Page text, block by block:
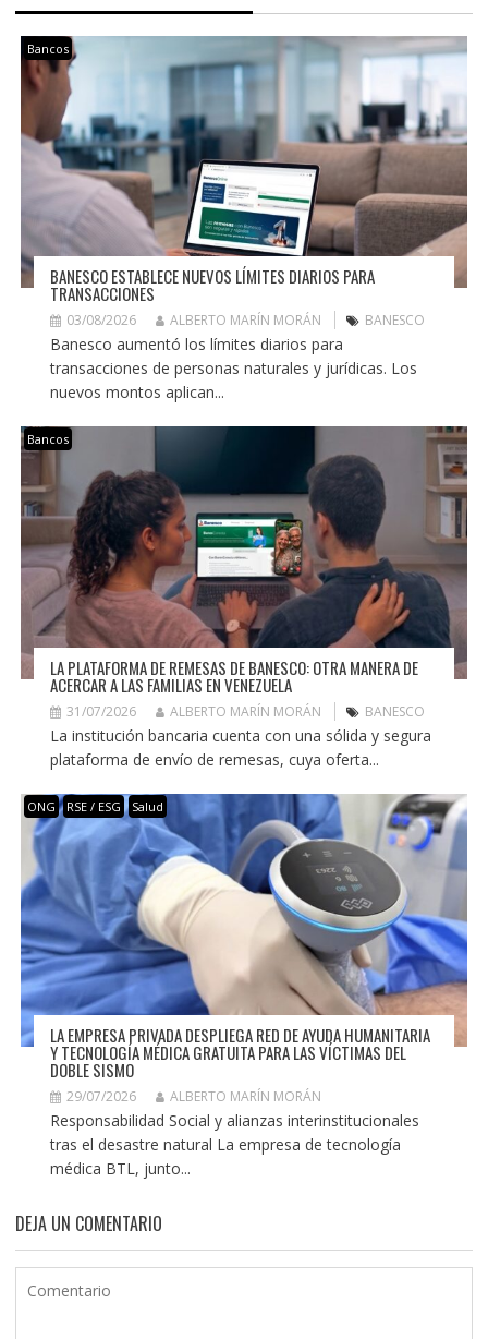
Bancos
BANESCO ESTABLECE NUEVOS LÍMITES DIARIOS PARA
TRANSACCIONES
03/08/2026 ALBERTO MARÍN MORÁN BANESCO
Banesco aumentó los límites diarios para
transacciones de personas naturales y jurídicas. Los
nuevos montos aplican...
Bancos
LA PLATAFORMA DE REMESAS DE BANESCO: OTRA MANERA DE
ACERCAR A LAS FAMILIAS EN VENEZUELA
31/07/2026 ALBERTO MARÍN MORÁN BANESCO
La institución bancaria cuenta con una sólida y segura
plataforma de envío de remesas, cuya oferta...
ONG RSE / ESG Salud
LA EMPRESA PRIVADA DESPLIEGA RED DE AYUDA HUMANITARIA
Y TECNOLOGÍA MÉDICA GRATUITA PARA LAS VÍCTIMAS DEL
DOBLE SISMO
29/07/2026 ALBERTO MARÍN MORÁN
Responsabilidad Social y alianzas interinstitucionales
tras el desastre natural La empresa de tecnología
médica BTL, junto...
DEJA UN COMENTARIO